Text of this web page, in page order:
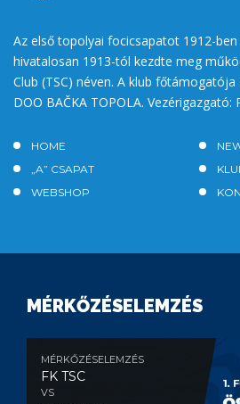
Az első topolyai focicsapatot 1912-
hivatalosan 1913-tól kezdte meg
Club (TSC) néven. A klub főtámogatója
DOO BAČKA TOPOLA. Vezérigazgató:
HOME
„A” CSAPAT
WEBSHOP
MÉRKŐZÉSELEMZÉS
MÉRKŐZÉSELEMZÉS
FK TSC
VS